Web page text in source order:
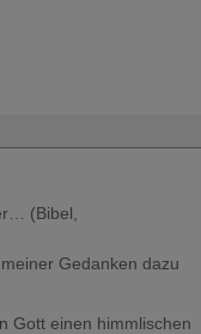
(Bibel,
Gedanken dazu
Gott einen himmlischen